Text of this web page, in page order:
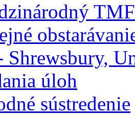
TMF
Shrewsbury,
úloh
sústredenie